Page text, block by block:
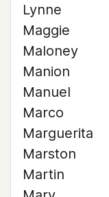
Lynne
Maggie
Maloney
Manion
Manuel
Marco
Marguerita
Marston
Martin